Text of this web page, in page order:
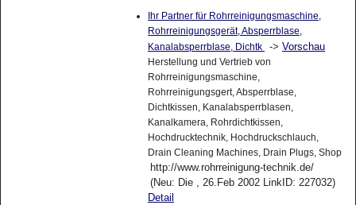
Ihr Partner für Rohrreinigungsmaschine,
Rohrreinigungsgerät, Absperrblase,
Kanalabsperrblase, Dichtk
-> Vorschau
Herstellung und Vertrieb von
Rohrreinigungsmaschine,
Rohrreinigungsgert, Absperrblase,
Dichtkissen, Kanalabsperrblasen,
Kanalkamera, Rohrdichtkissen,
Hochdrucktechnik, Hochdruckschlauch,
Drain Cleaning Machines, Drain Plugs, Shop
http://www.rohrreinigung-technik.de/
(Neu: Die , 26.Feb 2002 LinkID: 227032)
Detail